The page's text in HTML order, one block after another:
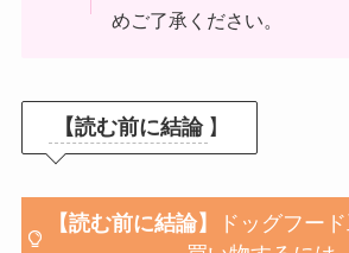
めご了承ください。
【読む前に結論 】
【読む前に結論】
ドッグフー